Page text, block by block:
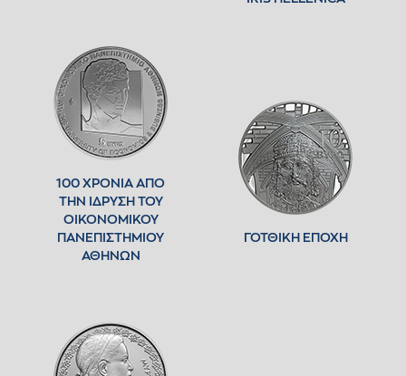
100 ΧΡΟΝΙΑ ΑΠΟ
ΤΗΝ ΙΔΡΥΣΗ ΤΟΥ
ΟΙΚΟΝΟΜΙΚΟΥ
ΠΑΝΕΠΙΣΤΗΜΙΟΥ
ΑΘΗΝΩΝ
ΓΟΤΘΙΚΗ ΕΠΟΧΗ